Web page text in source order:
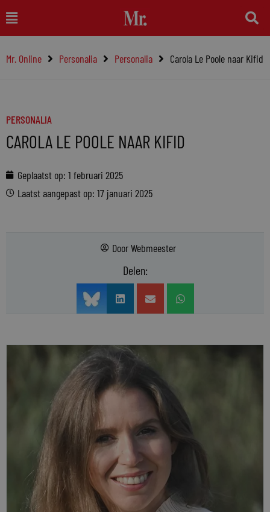
naar
inhoud
Main
Menu
Mr. Online Personalia Personalia Carola Le Poole naar Kifid
PERSONALIA
CAROLA LE POOLE NAAR KIFID
Geplaatst op: 1 februari 2025
Laatst aangepast op: 17 januari 2025
DoorWebmeester
Delen: